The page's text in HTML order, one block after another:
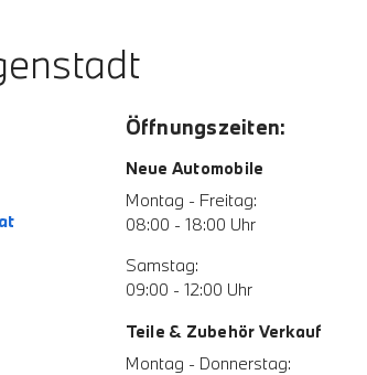
Öffnungszeiten:
Neue Automobile
Montag - Freitag:
08:00 - 18:00 Uhr
Samstag:
09:00 - 12:00 Uhr
Teile & Zubehör Verkauf
Montag - Donnerstag: